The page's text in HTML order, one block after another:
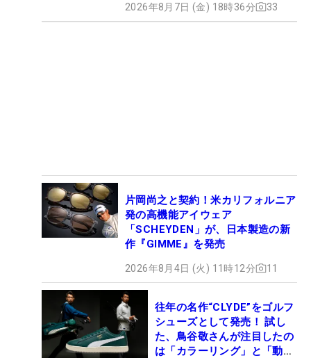
2026年8月7日 (金) 18時36分 33
片岡尚之と契約！米カリフォルニア
発の高機能アイウェア
「SCHEYDEN」が、日本製造の新
作『GIMME』を発売
2026年8月4日 (火) 11時12分 11
往年の名作“CLYDE”をゴルフ
シューズとして発売！ 試し
た、鳥谷敬さんが注目したの
は「カラーリング」と「動き